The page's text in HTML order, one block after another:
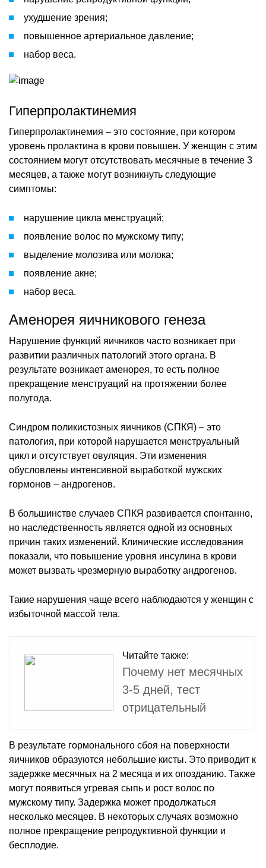
ухудшение зрения;
повышенное артериальное давление;
набор веса.
Гиперпролактинемия
Гиперпролактинемия – это состояние, при котором
уровень пролактина в крови повышен. У женщин с этим
состоянием могут отсутствовать месячные в течение 3
месяцев, а также могут возникнуть следующие
симптомы:
нарушение цикла менструаций;
появление волос по мужскому типу;
выделение молозива или молока;
появление акне;
набор веса.
Аменорея яичникового генеза
Нарушение функций яичников часто возникает при
развитии различных патологий этого органа. В
результате возникает аменорея, то есть полное
прекращение менструаций на протяжении более
полугода.
Синдром поликистозных яичников (СПКЯ) – это
патология, при которой нарушается менструальный
цикл и отсутствует овуляция. Эти изменения
обусловлены интенсивной выработкой мужских
гормонов – андрогенов.
В большинстве случаев СПКЯ развивается спонтанно,
но наследственность является одной из основных
причин таких изменений. Клинические исследования
показали, что повышение уровня инсулина в крови
может вызвать чрезмерную выработку андрогенов.
Такие нарушения чаще всего наблюдаются у женщин с
избыточной массой тела.
Читайте также:
Почему нет месячных
3-5 дней, тест
отрицательный
В результате гормонального сбоя на поверхности
яичников образуются небольшие кисты. Это приводит к
задержке месячных на 2 месяца и их опозданию. Также
могут появиться угревая сыпь и рост волос по
мужскому типу. Задержка может продолжаться
несколько месяцев. В некоторых случаях возможно
полное прекращение репродуктивной функции и
бесплодие.